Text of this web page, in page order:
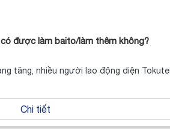
được làm baito/làm thêm không?
tăng, nhiều người lao động diện
Chi tiết